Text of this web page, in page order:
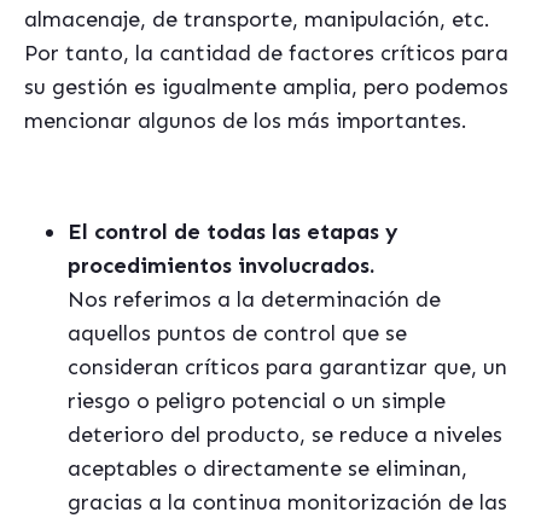
almacenaje, de transporte, manipulación, etc.
Por tanto, la cantidad de factores críticos para
su gestión es igualmente amplia, pero podemos
mencionar algunos de los más importantes.
El control de todas las etapas y
procedimientos involucrados.
Nos referimos a la determinación de
aquellos puntos de control que se
consideran críticos para garantizar que, un
riesgo o peligro potencial o un simple
deterioro del producto, se reduce a niveles
aceptables o directamente se eliminan,
gracias a la continua monitorización de las